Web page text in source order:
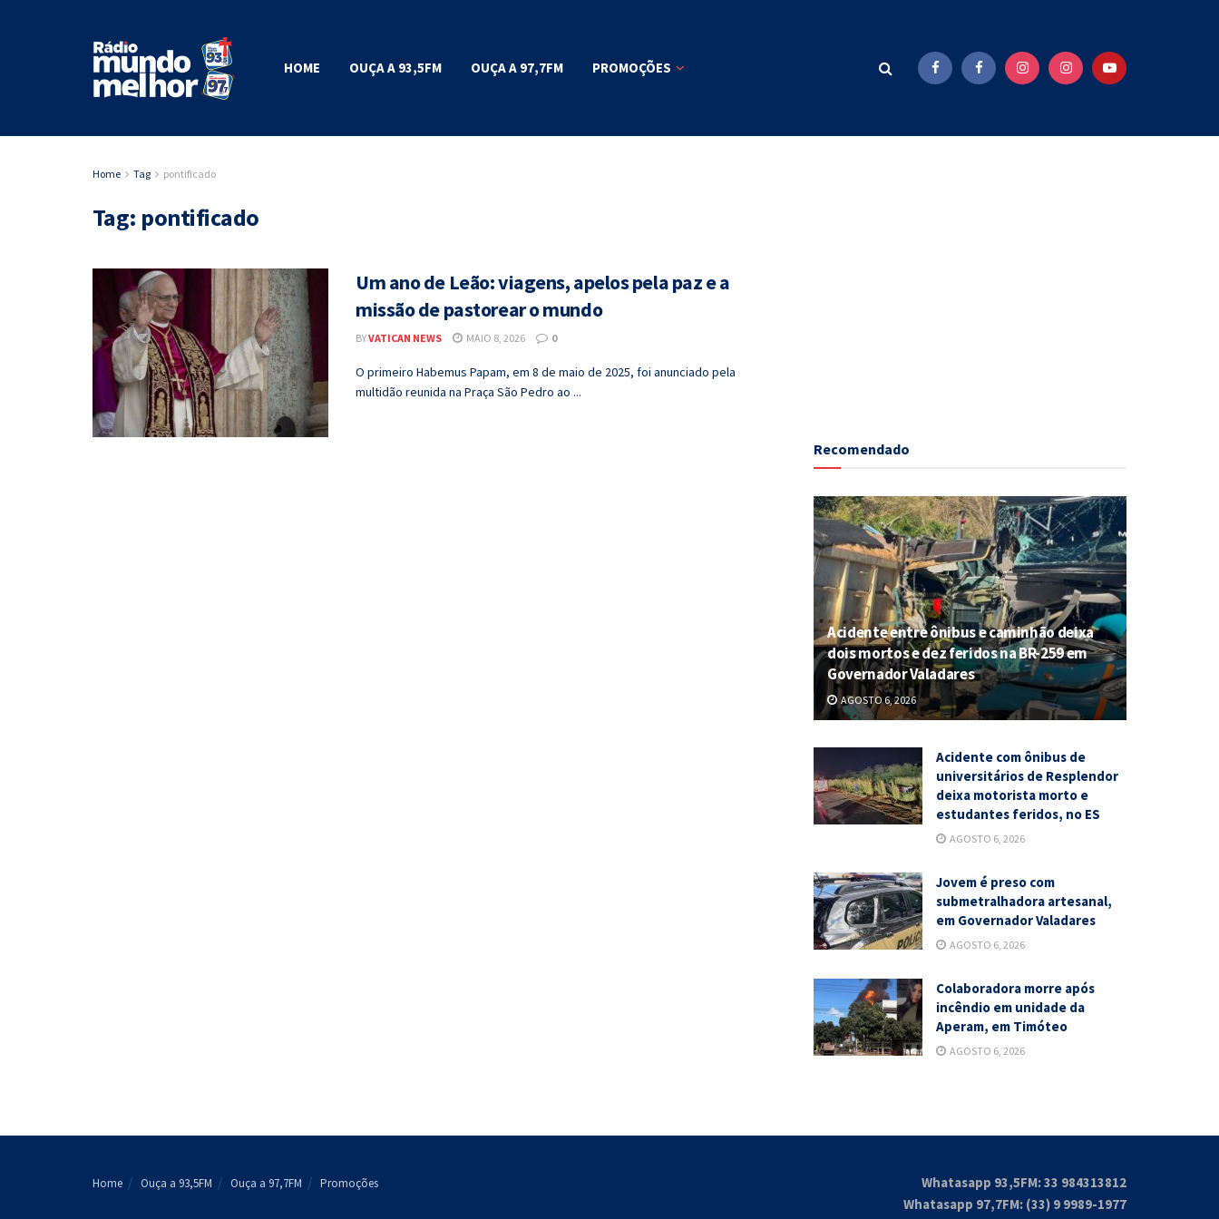
HOME OUÇA A 93,5FM OUÇA A 97,7FM PROMOÇÕES
Home Tag pontificado
Tag: pontificado
Um ano de Leão: viagens, apelos pela paz e a
missão de pastorear o mundo
BYVATICAN NEWS MAIO 8, 2026 0
O primeiro Habemus Papam, em 8 de maio de 2025, foi anunciado pela
multidão reunida na Praça São Pedro ao ...
Recomendado
Acidente entre ônibus e caminhão deixa
dois mortos e dez feridos na BR-259 em
Governador Valadares
AGOSTO 6, 2026
Acidente com ônibus de
universitários de Resplendor
deixa motorista morto e
estudantes feridos, no ES
AGOSTO 6, 2026
Jovem é preso com
submetralhadora artesanal,
em Governador Valadares
AGOSTO 6, 2026
Colaboradora morre após
incêndio em unidade da
Aperam, em Timóteo
AGOSTO 6, 2026
Home Ouça a 93,5FM Ouça a 97,7FM Promoções
Whatasapp 93,5FM: 33 984313812
Whatasapp 97,7FM: (33) 9 9989-1977